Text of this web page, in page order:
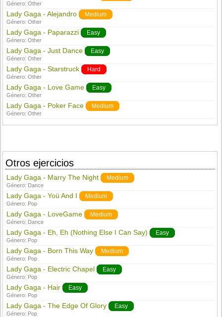
Género:Other
Lady Gaga - Alejandro Medium
Género:Other
Lady Gaga - Paparazzi Easy
Género:Other
Lady Gaga - Just Dance Easy
Género:Other
Lady Gaga - Starstruck Hard
Género:Other
Lady Gaga - Love Game Easy
Género:Other
Lady Gaga - Poker Face Medium
Género:Other
Otros ejercicios
Lady Gaga - Marry The Night Medium
Género: Dance
Lady Gaga - Yoü And I Medium
Género: Pop
Lady Gaga - LoveGame Medium
Género: Dance
Lady Gaga - Eh, Eh (Nothing Else I Can Say) Easy
Género: Pop
Lady Gaga - Born This Way Medium
Género: Pop
Lady Gaga - Electric Chapel Easy
Género: Pop
Lady Gaga - Hair Easy
Género: Pop
Lady Gaga - The Edge Of Glory Easy
Género: Pop